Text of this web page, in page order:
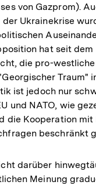
von Gazprom).
Ukrainekrise
hat seit
die pro-
Traum"
ist jedoch nur
und NATO, wie
die Kooperation mit
beschränkt
darüber
Meinung